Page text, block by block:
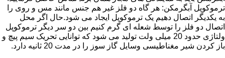
ترموکوپل آبگرمکن: هر گاه دو فلز غیر هم جنس مانند مس و روی را
به یکدیگر اتصال دهیم یک ترموکوپل ایجاد می شود.حال اگر محل
اتصال دو فلز را توسط شعله ای گرم کنیم بین دو سر دیگر ترموکوپل
ولتاژی حدود 20 میلی ولت تولید می شود که توانایی تحریک سیم پیچ و
باز کردن شیر مغناطیسی وسایل گاز سوز را در مدت 20 ثانیه دارد.